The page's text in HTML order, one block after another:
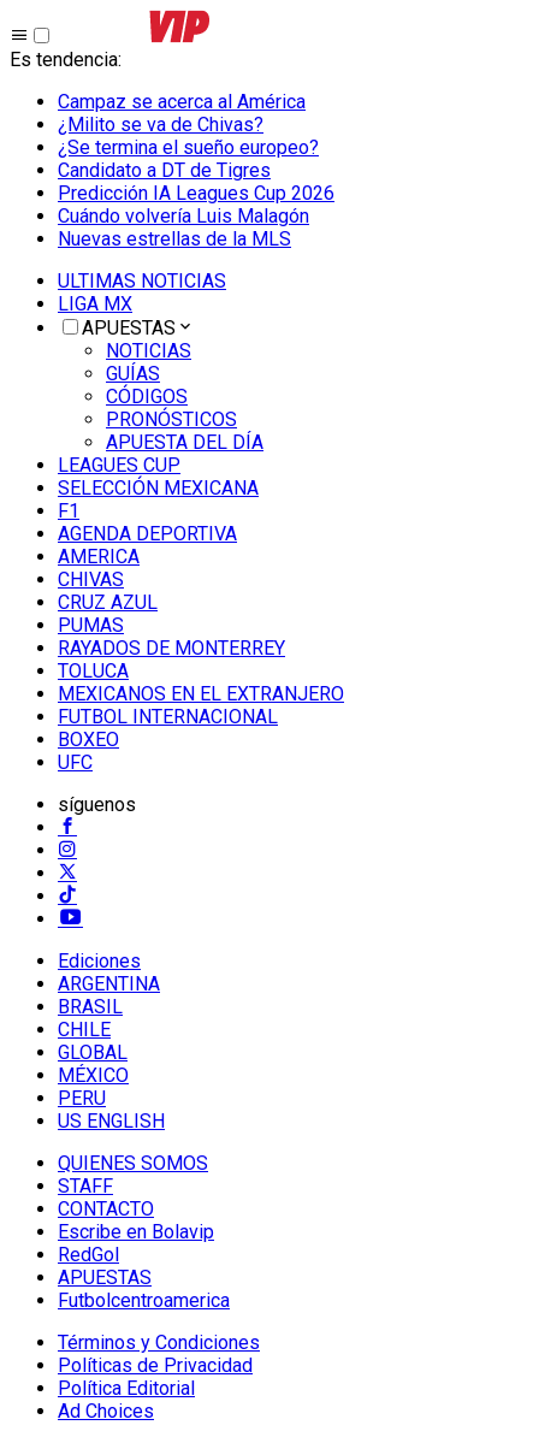
Es tendencia:
Campaz se acerca al América
¿Milito se va de Chivas?
¿Se termina el sueño europeo?
Candidato a DT de Tigres
Predicción IA Leagues Cup 2026
Cuándo volvería Luis Malagón
Nuevas estrellas de la MLS
ULTIMAS NOTICIAS
LIGA MX
APUESTAS
NOTICIAS
GUÍAS
CÓDIGOS
PRONÓSTICOS
APUESTA DEL DÍA
LEAGUES CUP
SELECCIÓN MEXICANA
F1
AGENDA DEPORTIVA
AMERICA
CHIVAS
CRUZ AZUL
PUMAS
RAYADOS DE MONTERREY
TOLUCA
MEXICANOS EN EL EXTRANJERO
FUTBOL INTERNACIONAL
BOXEO
UFC
síguenos
Ediciones
ARGENTINA
BRASIL
CHILE
GLOBAL
MÉXICO
PERU
US ENGLISH
QUIENES SOMOS
STAFF
CONTACTO
Escribe en Bolavip
RedGol
APUESTAS
Futbolcentroamerica
Términos y Condiciones
Políticas de Privacidad
Política Editorial
Ad Choices